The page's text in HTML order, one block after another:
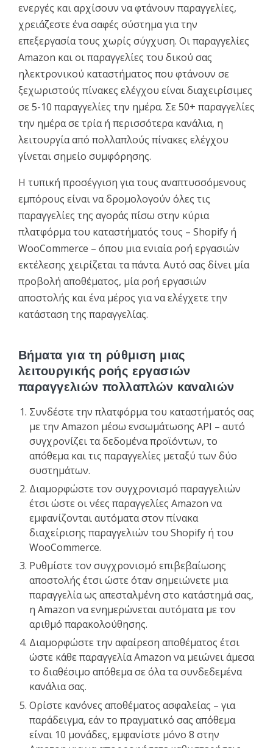
ενεργές και αρχίσουν να φτάνουν παραγγελίες,
χρειάζεστε ένα σαφές σύστημα για την
επεξεργασία τους χωρίς σύγχυση. Οι παραγγελίες
Amazon και οι παραγγελίες του δικού σας
ηλεκτρονικού καταστήματος που φτάνουν σε
ξεχωριστούς πίνακες ελέγχου είναι διαχειρίσιμες
σε 5-10 παραγγελίες την ημέρα. Σε 50+ παραγγελίες
την ημέρα σε τρία ή περισσότερα κανάλια, η
λειτουργία από πολλαπλούς πίνακες ελέγχου
γίνεται σημείο συμφόρησης.
Η τυπική προσέγγιση για τους αναπτυσσόμενους
εμπόρους είναι να δρομολογούν όλες τις
παραγγελίες της αγοράς πίσω στην κύρια
πλατφόρμα του καταστήματός τους – Shopify ή
WooCommerce – όπου μια ενιαία ροή εργασιών
εκτέλεσης χειρίζεται τα πάντα. Αυτό σας δίνει μία
προβολή αποθέματος, μία ροή εργασιών
αποστολής και ένα μέρος για να ελέγχετε την
κατάσταση της παραγγελίας.
Βήματα για τη ρύθμιση μιας
λειτουργικής ροής εργασιών
παραγγελιών πολλαπλών καναλιών
Συνδέστε την πλατφόρμα του καταστήματός σας
με την Amazon μέσω ενσωμάτωσης API – αυτό
συγχρονίζει τα δεδομένα προϊόντων, το
απόθεμα και τις παραγγελίες μεταξύ των δύο
συστημάτων.
Διαμορφώστε τον συγχρονισμό παραγγελιών
έτσι ώστε οι νέες παραγγελίες Amazon να
εμφανίζονται αυτόματα στον πίνακα
διαχείρισης παραγγελιών του Shopify ή του
WooCommerce.
Ρυθμίστε τον συγχρονισμό επιβεβαίωσης
αποστολής έτσι ώστε όταν σημειώνετε μια
παραγγελία ως απεσταλμένη στο κατάστημά σας,
η Amazon να ενημερώνεται αυτόματα με τον
αριθμό παρακολούθησης.
Διαμορφώστε την αφαίρεση αποθέματος έτσι
ώστε κάθε παραγγελία Amazon να μειώνει άμεσα
το διαθέσιμο απόθεμα σε όλα τα συνδεδεμένα
κανάλια σας.
Ορίστε κανόνες αποθέματος ασφαλείας – για
παράδειγμα, εάν το πραγματικό σας απόθεμα
είναι 10 μονάδες, εμφανίστε μόνο 8 στην